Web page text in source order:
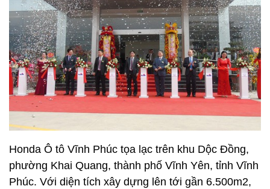
Honda Ô tô Vĩnh Phúc tọa lạc trên khu Dộc Đồng,
phường Khai Quang, thành phố Vĩnh Yên, tỉnh Vĩnh
Phúc. Với diện tích xây dựng lên tới gần 6.500m2,